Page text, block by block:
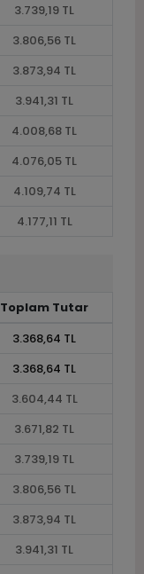
3.739,19 TL
3.806,56 TL
3.873,94 TL
3.941,31 TL
4.008,68 TL
4.076,05 TL
4.109,74 TL
4.177,11 TL
Toplam Tutar
3.368,64 TL
3.368,64 TL
3.604,44 TL
3.671,82 TL
3.739,19 TL
3.806,56 TL
3.873,94 TL
3.941,31 TL